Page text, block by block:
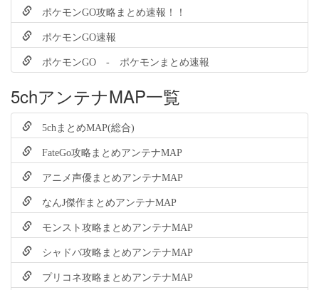
ポケモンGO攻略まとめ速報！！
ポケモンGO速報
ポケモンGO - ポケモンまとめ速報
5chアンテナMAP一覧
5chまとめMAP(総合)
FateGo攻略まとめアンテナMAP
アニメ声優まとめアンテナMAP
なんJ傑作まとめアンテナMAP
モンスト攻略まとめアンテナMAP
シャドバ攻略まとめアンテナMAP
プリコネ攻略まとめアンテナMAP